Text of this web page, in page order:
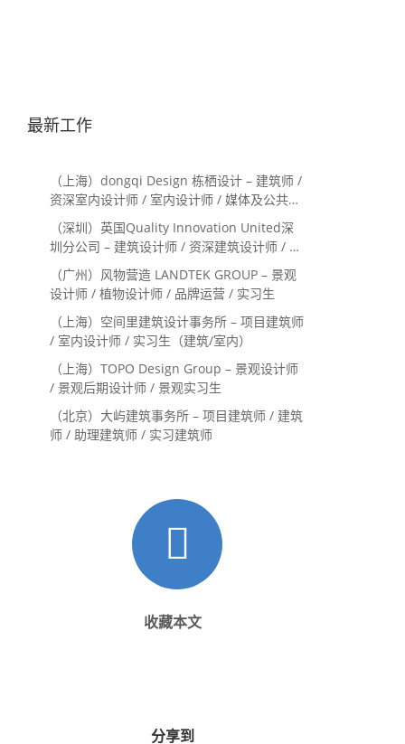
最新工作
（上海）dongqi Design 栋栖设计 – 建筑师 /
资深室内设计师 / 室内设计师 / 媒体及公共关
系主管 / 设计实习生（常年招聘）
（深圳）英国Quality Innovation United深
圳分公司 – 建筑设计师 / 资深建筑设计师 / 室
内设计师 / 设计实习生
（广州）风物营造 LANDTEK GROUP – 景观
设计师 / 植物设计师 / 品牌运营 / 实习生
（上海）空间里建筑设计事务所 – 项目建筑师
/ 室内设计师 / 实习生（建筑/室内）
（上海）TOPO Design Group – 景观设计师
/ 景观后期设计师 / 景观实习生
（北京）大屿建筑事务所 – 项目建筑师 / 建筑
师 / 助理建筑师 / 实习建筑师
收藏本文
分享到